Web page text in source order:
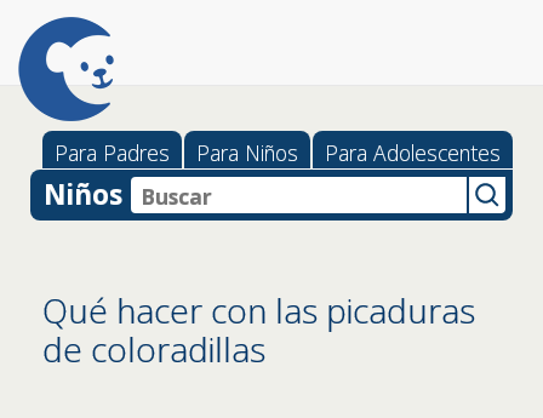
Para Padres Para Niños Para Adolescentes
Niños
Qué hacer con las picaduras
de coloradillas